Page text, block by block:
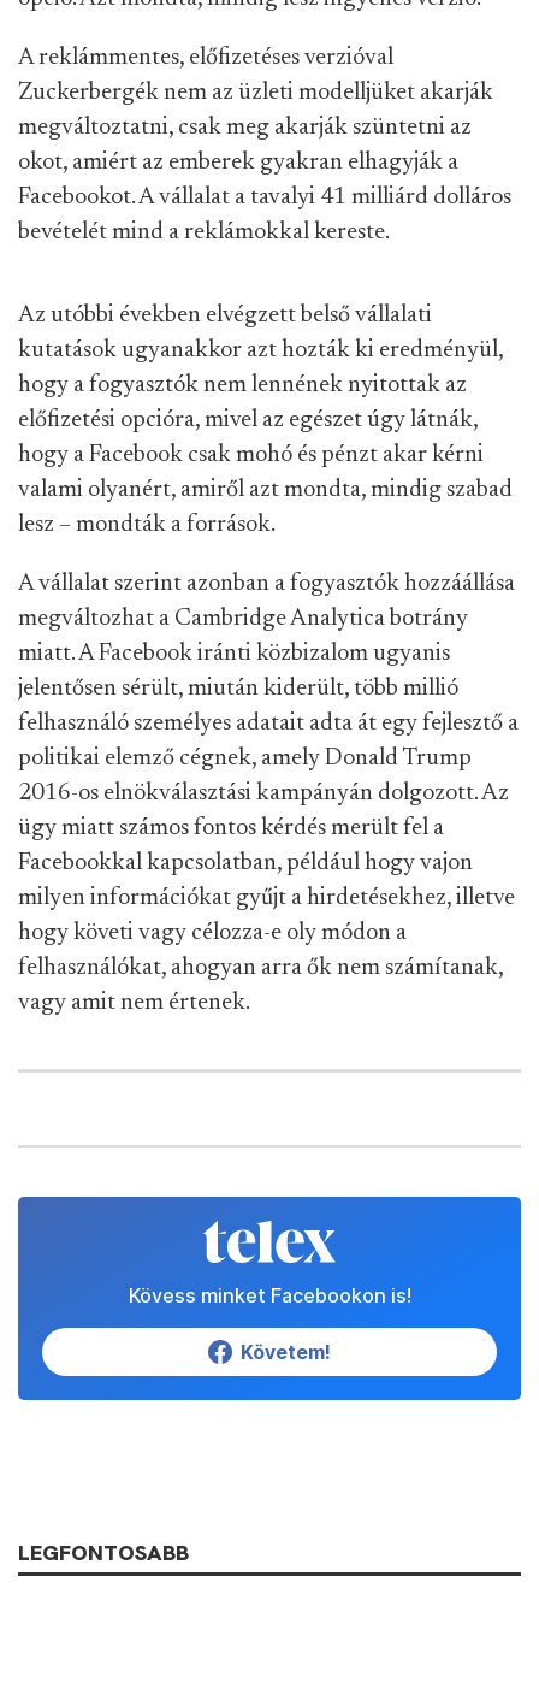
A reklámmentes, előfizetéses verzióval
Zuckerbergék nem az üzleti modelljüket akarják
megváltoztatni, csak meg akarják szüntetni az
okot, amiért az emberek gyakran elhagyják a
Facebookot. A vállalat a tavalyi 41 milliárd dolláros
bevételét mind a reklámokkal kereste.
Az utóbbi években elvégzett belső vállalati
kutatások ugyanakkor azt hozták ki eredményül,
hogy a fogyasztók nem lennének nyitottak az
előfizetési opcióra, mivel az egészet úgy látnák,
hogy a Facebook csak mohó és pénzt akar kérni
valami olyanért, amiről azt mondta, mindig szabad
lesz – mondták a források.
A vállalat szerint azonban a fogyasztók hozzáállása
megváltozhat a Cambridge Analytica botrány
miatt. A Facebook iránti közbizalom ugyanis
jelentősen sérült, miután kiderült, több millió
felhasználó személyes adatait adta át egy fejlesztő a
politikai elemző cégnek, amely Donald Trump
2016-os elnökválasztási kampányán dolgozott. Az
ügy miatt számos fontos kérdés merült fel a
Facebookkal kapcsolatban, például hogy vajon
milyen információkat gyűjt a hirdetésekhez, illetve
hogy követi vagy célozza-e oly módon a
felhasználókat, ahogyan arra ők nem számítanak,
vagy amit nem értenek.
Kövess minket Facebookon is!
Követem!
LEGFONTOSABB